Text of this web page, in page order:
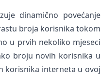
dinamično povećanje
broja korisnika tokom
u prvih nekoliko mjeseci
broju novih korisnika u
korisnika interneta u ovoj